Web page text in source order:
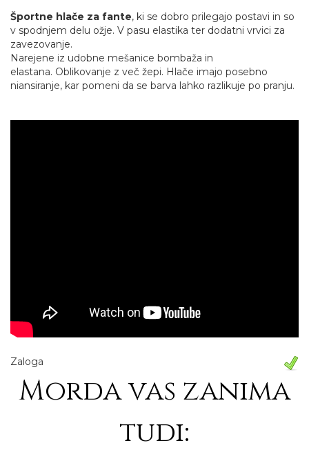
Športne hlače za fante, ki se dobro prilegajo postavi in so
v spodnjem delu ožje. V pasu elastika ter dodatni vrvici za
zavezovanje.
Narejene iz udobne mešanice bombaža in
elastana. Oblikovanje z več žepi. Hlače imajo posebno
niansiranje, kar pomeni da se barva lahko razlikuje po pranju.
Zaloga
Morda vas zanima
tudi: